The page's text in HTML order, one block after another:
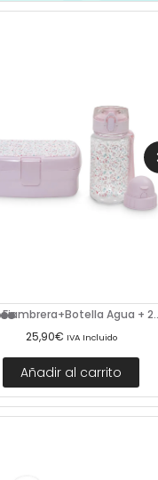
Agua +
25,90€ IVA Incluido
Añadir al carrito